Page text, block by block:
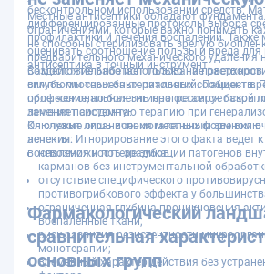
бесконтрольном использовании средств.
дифференцированные протоколы выбора
профилактики и лечения воспалений.
оценивать соотношение пользы и вреда
антисептика в точный инструмент.
Местные антисептики обладают
ограничениями, которые важно понимать
не способны стерилизовать зрелую
предварительного механического удаления
воздействие работает только на
вглубь плотных бактериальных сообществ.
профессиональная гигиена остается базой
лечения пародонта.
Самостоятельное использование растворов
симптомы серьезных патологий. Пациент
облегчение, но болезнь прогрессирует
заменяет системную терапию при
Он служит лишь вспомогательным звеном в
лечения. Игнорирование этого факта ведет
воспаления и потере зубов.
Ключевые ограничения местных форм
аспекты:
невозможность эрадикации патогенов
карманов без инструментальной
отсутствие специфического
противогрибкового эффекта у
ограниченная глубина проникновения
воспаленные ткани;
риск развития резистентности
монотерапии;
временный характер действия без
Фармакологический
сравнительная
основных групп